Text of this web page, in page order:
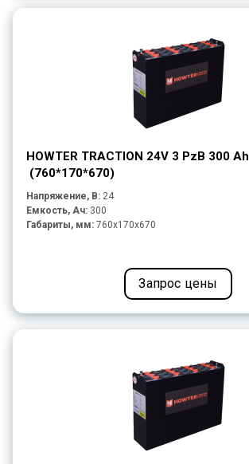
HOWTER TRACTION 24V 3 PzB 300 Ah
(760*170*670)
Напряжение, В: 24
Емкость, Ач: 300
Габариты, мм: 760x170x670
Запрос цены